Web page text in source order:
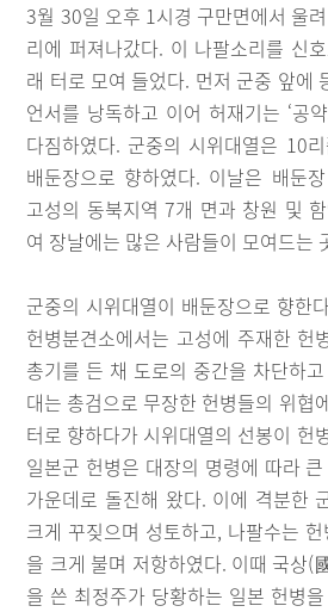
3월 30일 오후 1시경 구만면에서 울
리에 퍼져나갔다. 이 나팔소리를 신
래 터로 모여 들었다. 먼저 군중 앞에
언서를 낭독하고 이어 허재기는 ‘공
다짐하였다. 군중의 시위대열은 10
배둔장으로 향하였다. 이날은 배둔
고성의 동북지역 7개 면과 창원 및
여 장날에는 많은 사람들이 모여드는
군중의 시위대열이 배둔장으로 향한
헌병분견소에서는 고성에 주재한 헌
총기를 든 채 도로의 중간을 차단하
대는 총검으로 무장한 헌병들의 위협
터로 향하다가 시위대열의 선봉이 헌
일본군 헌병은 대장의 명령에 따라
가운데로 돌진해 왔다. 이에 격분한
크게 꾸짖으며 성토하고, 나팔수는
을 크게 불며 저항하였다. 이때 국상
을 쓴 최정주가 당황하는 일본 헌병